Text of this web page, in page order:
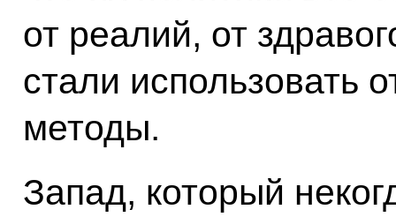
от реалий, от
стали использовать
методы.
Запад, который